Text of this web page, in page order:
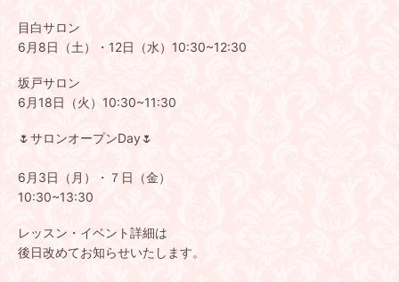
目白サロン
6月8日（土）・12日（水）10:30~12:30
坂戸サロン
6月18日（火） 10:30~11:30
🌷サロンオープンDay🌷
6月3日（月）・７日（金）
10:30~13:30
レッスン・イベント詳細は
後日改めてお知らせいたします。